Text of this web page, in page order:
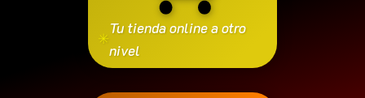
✳
Tu tienda online a otro
nivel